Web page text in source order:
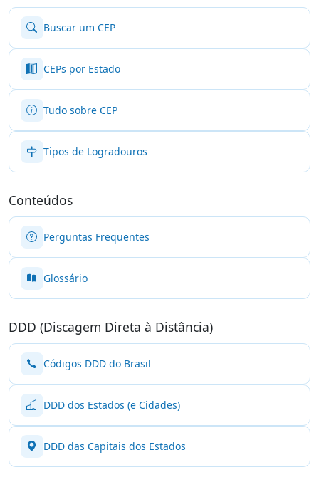
Buscar um CEP
CEPs por Estado
Tudo sobre CEP
Tipos de Logradouros
Conteúdos
Perguntas Frequentes
Glossário
DDD (Discagem Direta à Distância)
Códigos DDD do Brasil
DDD dos Estados (e Cidades)
DDD das Capitais dos Estados